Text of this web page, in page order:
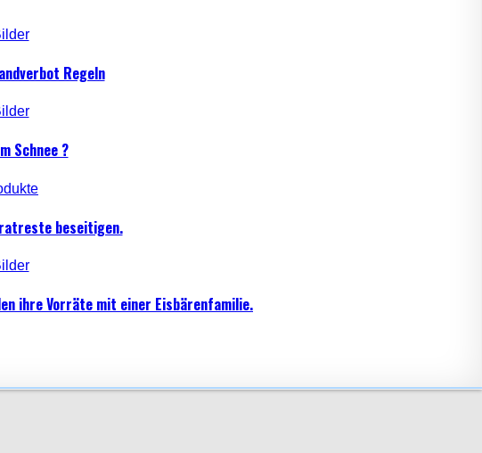
Regeln
Schnee ?
beseitigen.
ihre Vorräte mit einer Eisbärenfamilie.